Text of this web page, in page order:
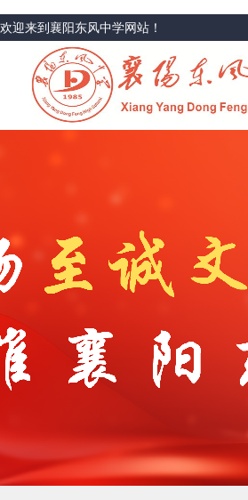
欢迎来到襄阳东风中学网站！